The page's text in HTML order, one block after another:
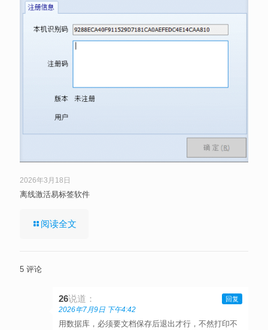
2026年3月18日
离线激活易标签软件
阅读全文
5 评论
26说道：
2026年7月9日 下午4:42
用数据库，必须要文档保存后退出才行，不然打印不
回复